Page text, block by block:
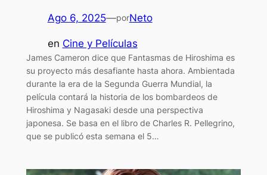
Ago 6, 2025—porNeto
en Cine y Películas
James Cameron dice que Fantasmas de Hiroshima es
su proyecto más desafiante hasta ahora. Ambientada
durante la era de la Segunda Guerra Mundial, la
película contará la historia de los bombardeos de
Hiroshima y Nagasaki desde una perspectiva
japonesa. Se basa en el libro de Charles R. Pellegrino,
que se publicó esta semana el 5…